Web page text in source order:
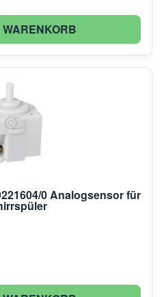
WARENKORB
0 Analogsensor für